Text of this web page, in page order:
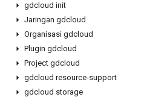
gdcloud init
Jaringan gdcloud
Organisasi gdcloud
Plugin gdcloud
Project gdcloud
gdcloud resource-support
gdcloud storage